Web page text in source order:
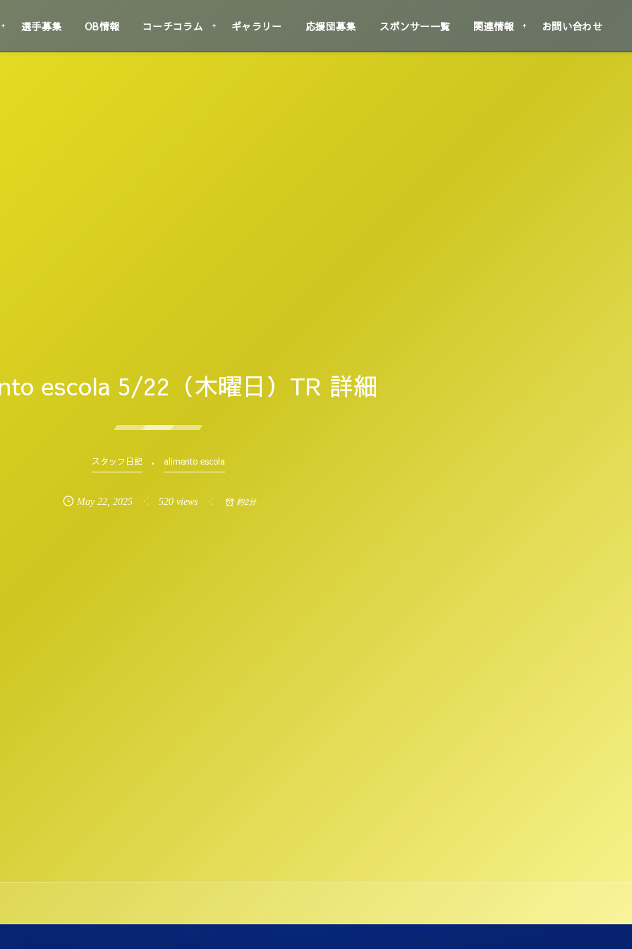
選手募集 OB情報 コーチコラム ギャラリー 応援団募集 スポンサー一覧 関連情報 お問い合わせ
escola 5/22（木曜日）TR 詳細
スタッフ日記 alimento escola
May 22, 2025 520 views 約2分